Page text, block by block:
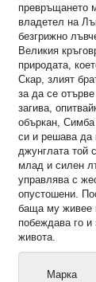
превръщането
владетел на
безгрижно
Великия
природата,
Скар, злият
за да се
загива,
объркан,
си и решава да
джунглата той
млад и силен
управлява с
опустошени.
баща му живее
побеждава го и
живота.
Марка